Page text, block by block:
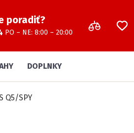
poradiť?
PO – NE: 8:00 – 20:00
DOPLNKY
Q5/SPY